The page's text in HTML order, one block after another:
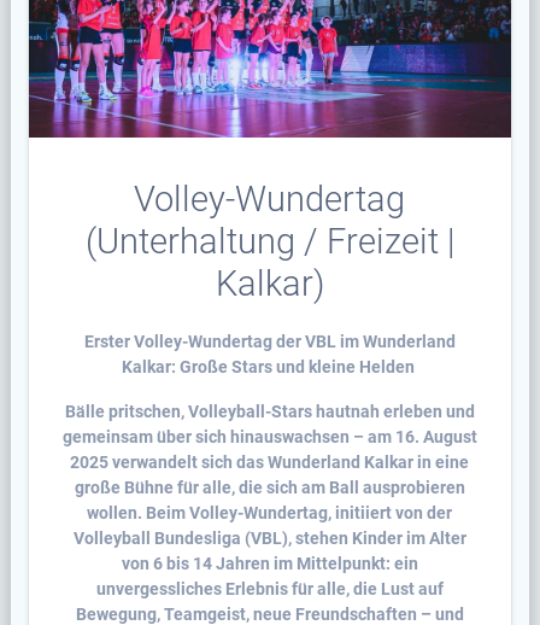
Volley-Wundertag
(Unterhaltung / Freizeit |
Kalkar)
Erster Volley-Wundertag der VBL im Wunderland
Kalkar: Große Stars und kleine Helden
Bälle pritschen, Volleyball-Stars hautnah erleben und
gemeinsam über sich hinauswachsen – am 16. August
2025 verwandelt sich das Wunderland Kalkar in eine
große Bühne für alle, die sich am Ball ausprobieren
wollen. Beim Volley-Wundertag, initiiert von der
Volleyball Bundesliga (VBL), stehen Kinder im Alter
von 6 bis 14 Jahren im Mittelpunkt: ein
unvergessliches Erlebnis für alle, die Lust auf
Bewegung, Teamgeist, neue Freundschaften – und